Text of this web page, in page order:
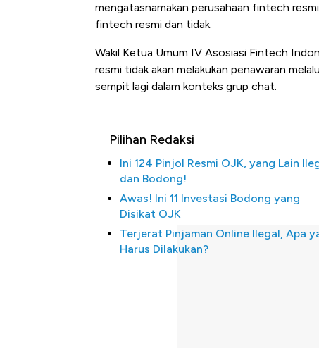
mengatasnamakan perusahaan fintech
fintech resmi dan tidak.
Wakil Ketua Umum IV Asosiasi Fintech
resmi tidak akan melakukan penawaran
sempit lagi dalam konteks grup chat.
Pilihan Redaksi
Ini 124 Pinjol Resmi OJK, yang Lain
dan Bodong!
Awas! Ini 11 Investasi Bodong yang
Disikat OJK
Terjerat Pinjaman Online Ilegal, Apa
Harus Dilakukan?